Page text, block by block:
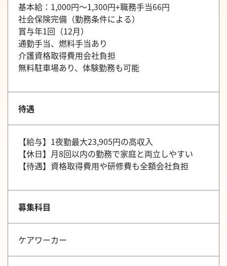
基本給：1,000円～1,300円+職務手当66円
社会保険完備（勤務条件による）
賞与年1回（12月）
通勤手当、燃料手当あり
介護資格取得費用会社負担
無料駐車場あり、体験勤務も可能
待遇
【給与】1夜勤最大23,905円の高収入
【休日】月8回以内の勤務で家庭と両立しやすい
【待遇】資格取得費用や研修費も全額会社負担
募集科目
ケアワーカー